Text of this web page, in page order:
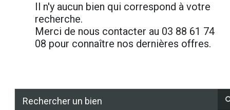
Il n'y aucun bien qui correspond à votre
recherche.
Merci de nous contacter au 03 88 61 74
08 pour connaître nos dernières offres.
Rechercher un bien